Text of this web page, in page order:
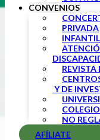
CONVENIOS
PRIVADA
INFANTIL
REVISTA
Y DE
NO
AFÍLIATE